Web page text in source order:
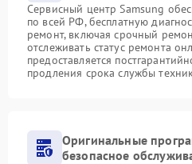
Сервисный центр Samsung
по всей РФ, бесплатную
ремонт, включая срочный
отслеживать статус ремонта
предоставляется
продления срока службы
Оригинальные
безопасное